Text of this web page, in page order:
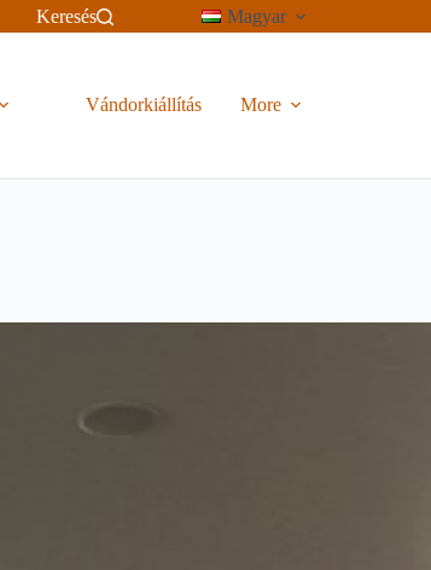
Keresés Magyar
Vándorkiállítás More